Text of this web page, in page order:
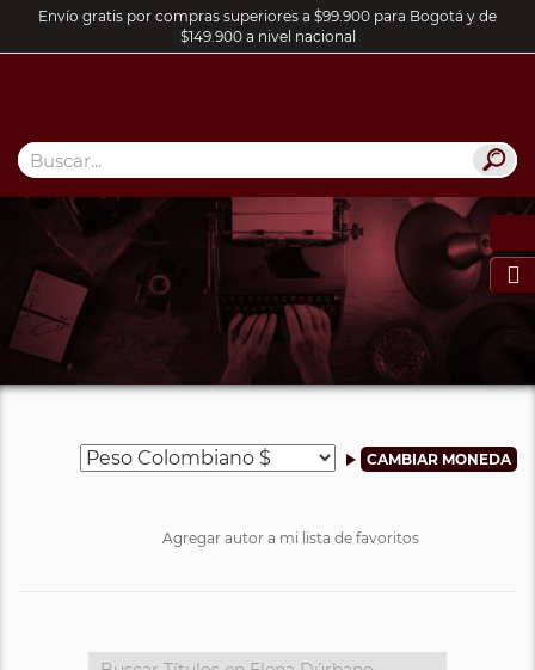
Envío gratis por compras superiores a $99.900 para Bogotá y de
$149.900 a nivel nacional

Agregar autor a mi lista de favoritos